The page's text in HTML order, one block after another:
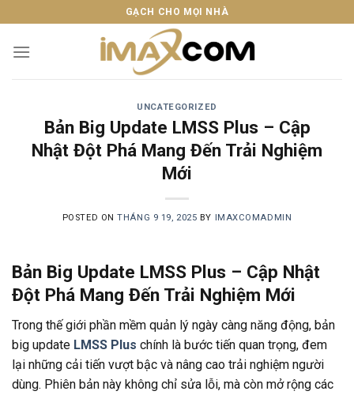
to
content
GẠCH CHO MỌI NHÀ
UNCATEGORIZED
Bản Big Update LMSS Plus – Cập
Nhật Đột Phá Mang Đến Trải Nghiệm
Mới
POSTED ONTHÁNG 9 19, 2025 BY IMAXCOMADMIN
Bản Big Update LMSS Plus – Cập Nhật
Đột Phá Mang Đến Trải Nghiệm Mới
Trong thế giới phần mềm quản lý ngày càng năng động, bản
big update LMSS Plus chính là bước tiến quan trọng, đem
lại những cải tiến vượt bậc và nâng cao trải nghiệm người
dùng. Phiên bản này không chỉ sửa lỗi, mà còn mở rộng các